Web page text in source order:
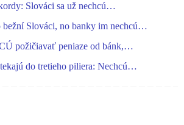
Slováci sa už nechcú…
bežní Slováci, no banky im nechcú…
požičiavať peniaze od bánk,…
do tretieho piliera: Nechcú…